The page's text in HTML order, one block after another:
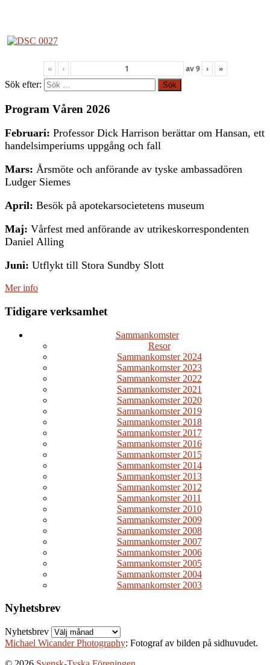
« ‹ av9 ›
»
Sök efter:
Program Våren 2026
Februari: Professor Dick Harrison berättar om Hansan, ett
handelsimperiums uppgång och fall
Mars: Årsmöte och anförande av tyske ambassadören
Ludger Siemes
April: Besök på apotekarsocietetens museum
Maj: Vårfest med anförande av utrikeskorrespondenten
Daniel Alling
Juni: Utflykt till Stora Sundby Slott
Mer info
Tidigare verksamhet
Sammankomster
Resor
Sammankomster 2024
Sammankomster 2023
Sammankomster 2022
Sammankomster 2021
Sammankomster 2020
Sammankomster 2019
Sammankomster 2018
Sammankomster 2017
Sammankomster 2016
Sammankomster 2015
Sammankomster 2014
Sammankomster 2013
Sammankomster 2012
Sammankomster 2011
Sammankomster 2010
Sammankomster 2009
Sammankomster 2008
Sammankomster 2007
Sammankomster 2006
Sammankomster 2005
Sammankomster 2004
Sammankomster 2003
Nyhetsbrev
Nyhetsbrev
Michael Wicander Photography: Fotograf av bilden på sidhuvudet.